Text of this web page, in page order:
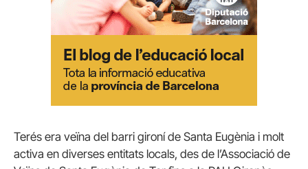
Terés era veïna del barri gironí de Santa Eugènia i molt
activa en diverses entitats locals, des de l’Associació de